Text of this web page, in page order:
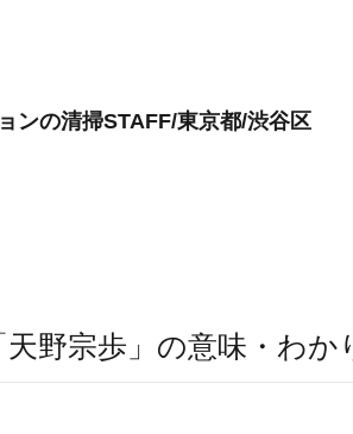
ンの清掃STAFF/東京都/渋谷区
天野宗歩」の意味・わか